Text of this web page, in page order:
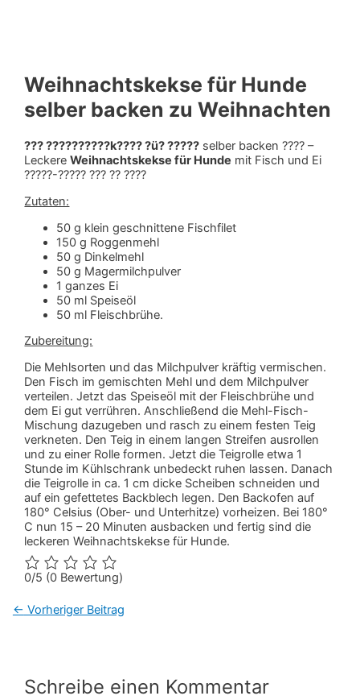
Weihnachtskekse für Hunde
selber backen zu Weihnachten
??? ??????????k???? ?ü? ????? selber backen ???? –
LeckereWeihnachtskekse für Hunde mit Fisch und Ei
?????-????? ??? ?? ????
Zutaten:
50 g klein geschnittene Fischfilet
150 g Roggenmehl
50 g Dinkelmehl
50 g Magermilchpulver
1 ganzes Ei
50 ml Speiseöl
50 ml Fleischbrühe.
Zubereitung:
Die Mehlsorten und das Milchpulver kräftig vermischen.
Den Fisch im gemischten Mehl und dem Milchpulver
verteilen. Jetzt das Speiseöl mit der Fleischbrühe und
dem Ei gut verrühren. Anschließend die Mehl-Fisch-
Mischung dazugeben und rasch zu einem festen Teig
verkneten. Den Teig in einem langen Streifen ausrollen
und zu einer Rolle formen. Jetzt die Teigrolle etwa 1
Stunde im Kühlschrank unbedeckt ruhen lassen. Danach
die Teigrolle in ca. 1 cm dicke Scheiben schneiden und
auf ein gefettetes Backblech legen. Den Backofen auf
180° Celsius (Ober- und Unterhitze) vorheizen. Bei 180°
C nun 15 – 20 Minuten ausbacken und fertig sind die
leckeren Weihnachtskekse für Hunde.
0/5 (0 Bewertung)
← Vorheriger Beitrag
Schreibe einen Kommentar